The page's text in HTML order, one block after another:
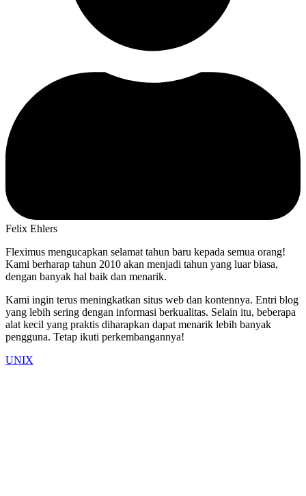
Felix Ehlers
Fleximus mengucapkan selamat tahun baru kepada semua orang!
Kami berharap tahun 2010 akan menjadi tahun yang luar biasa,
dengan banyak hal baik dan menarik.
Kami ingin terus meningkatkan situs web dan kontennya. Entri blog
yang lebih sering dengan informasi berkualitas. Selain itu, beberapa
alat kecil yang praktis diharapkan dapat menarik lebih banyak
pengguna. Tetap ikuti perkembangannya!
UNIX